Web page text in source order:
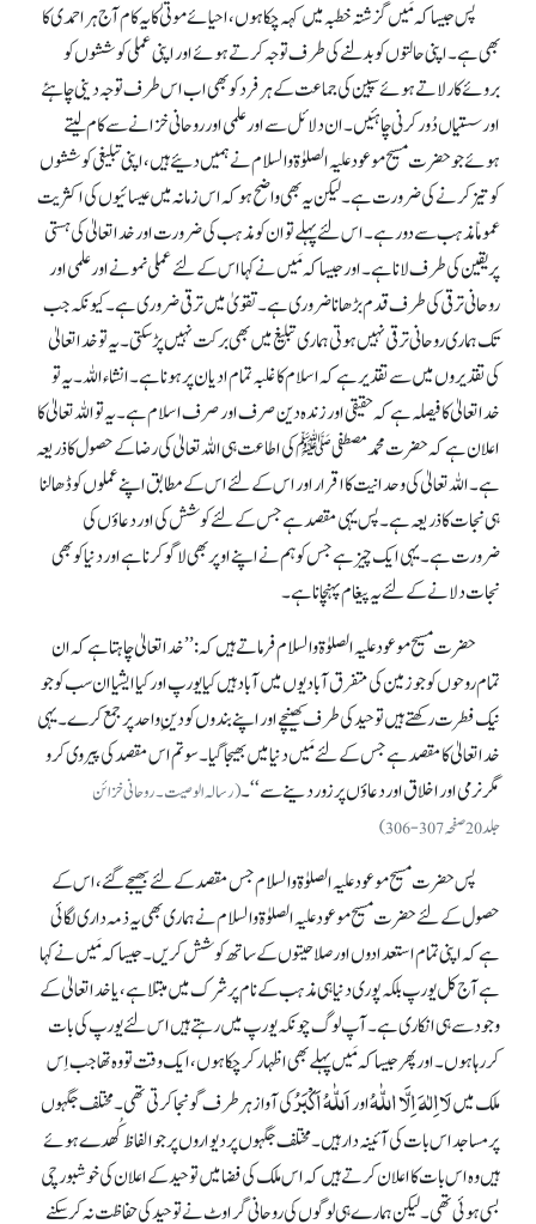
پس جیسا کہ مَیں گزشتہ خطبہ میں کہہ چکا ہوں، احیائے مو تیٰ کا یہ کام آج ہر احمدی کا
بھی ہے۔ اپنی حالتوں کو بدلنے کی طرف توجہ کرتے ہوئے اور اپنی عملی کوششوں کو
بروئے کار لاتے ہوئے سپین کی جماعت کے ہر فرد کو بھی اب اس طرف توجہ دینی چاہئے
اور سستیاں دُور کرنی چاہئیں۔ ان دلائل سے اور علمی اور روحانی خزانے سے کام لیتے
ہوئے جو حضرت مسیح موعود علیہ الصلوٰۃ والسلام نے ہمیں دئیے ہیں، اپنی تبلیغی کوششوں
کو تیز کرنے کی ضرورت ہے۔ لیکن یہ بھی واضح ہو کہ اس زمانہ میں عیسائیوں کی اکثریت
عموماً مذہب سے دور ہے۔ اس لئے پہلے تو ان کو مذہب کی ضرورت اور خدا تعالیٰ کی ہستی
پر یقین کی طرف لانا ہے۔ اور جیسا کہ مَیں نے کہااس کے لئے عملی نمونے اور علمی اور
روحانی ترقی کی طرف قدم بڑھانا ضروری ہے۔ تقویٰ میں ترقی ضروری ہے۔ کیونکہ جب
تک ہماری روحانی ترقی نہیں ہوتی ہماری تبلیغ میں بھی برکت نہیں پڑ سکتی۔ یہ تو خدا تعالیٰ
کی تقدیروں میں سے تقدیر ہے کہ اسلام کا غلبہ تمام ادیان پر ہونا ہے۔ انشاء اللہ۔ یہ تو
خدا تعالیٰ کا فیصلہ ہے کہ حقیقی اور زندہ دین صرف اور صرف اسلام ہے۔ یہ تو اللہ تعالیٰ کا
اعلان ہے کہ حضرت محمد مصطفیﷺ کی اطاعت ہی اللہ تعالیٰ کی رضا کے حصول کا ذریعہ
ہے۔ اللہ تعالیٰ کی وحدانیت کا اقرار اور اس کے لئے اس کے مطابق اپنے عملوں کو ڈھالنا
ہی نجات کا ذریعہ ہے۔ پس یہی مقصد ہے جس کے لئے کوشش کی اور دعاوٴں کی
ضرورت ہے۔ یہی ایک چیز ہے جس کو ہم نے اپنے اوپر بھی لاگو کرنا ہے اور دنیا کو بھی
نجات دلانے کے لئے یہ پیغام پہنچانا ہے۔
حضرت مسیح موعود علیہ الصلوٰۃ والسلام فرماتے ہیں کہ: ’’خدا تعالیٰ چاہتا ہے کہ ان
تمام روحوں کو جو زمین کی متفرق آبادیوں میں آباد ہیں کیا یورپ اور کیا ایشیا ان سب کو جو
نیک فطرت رکھتے ہیں توحید کی طرف کھینچے اور اپنے بندوں کو دینِ واحد پر جمع کرے۔ یہی
خدا تعالیٰ کا مقصد ہے جس کے لئے مَیں دنیا میں بھیجا گیا۔ سوتم اس مقصد کی پیروی کرو
مگر نرمی اور اخلاق اور دعاوٴں پر زور دینے سے‘‘۔(رسالہ الوصیت۔ روحانی خزائن
جلد 20صفحہ307-306)
پس حضرت مسیح موعود علیہ الصلوٰۃ والسلام جس مقصد کے لئے بھیجے گئے، اس کے
حصول کے لئے حضرت مسیح موعود علیہ الصلوٰۃ والسلام نے ہماری بھی یہ ذمہ داری لگائی
ہے کہ اپنی تمام استعدادوں اور صلاحیتوں کے ساتھ کوشش کریں۔ جیسا کہ مَیں نے کہا
ہے آج کل یورپ بلکہ پوری دنیا ہی مذہب کے نام پر شرک میں مبتلا ہے، یا خدا تعالیٰ کے
وجود سے ہی انکاری ہے۔ آپ لوگ چونکہ یورپ میں رہتے ہیں اس لئے یورپ کی بات
کر رہا ہوں۔ اور پھر جیسا کہ مَیں پہلے بھی اظہار کر چکا ہوں، ایک وقت تو وہ تھا جب اِس
ملک میںلَااِلٰہَ اِلَّا اللّٰہُاوراَللّٰہُ اَکْبَرُکی آواز ہر طرف گونجا کرتی تھی۔ مختلف جگہوں
پر مساجد اس بات کی آئینہ دار ہیں۔ مختلف جگہوں پر دیواروں پر جو الفاظ کُھدے ہوئے
ہیں وہ اس بات کا اعلان کرتے ہیں کہ اس ملک کی فضا میں توحید کے اعلان کی خوشبو رچی
بسی ہوئی تھی۔ لیکن ہمارے ہی لوگوں کی روحانی گراوٹ نے توحید کی حفاظت نہ کر سکنے